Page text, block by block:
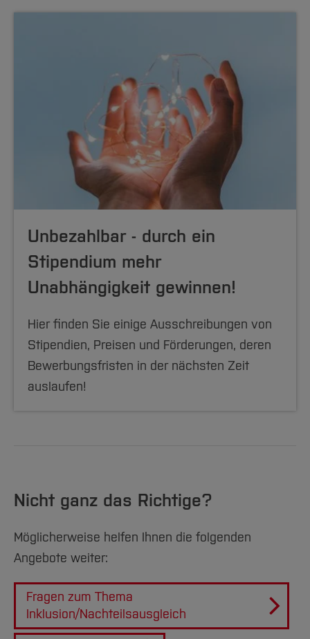
Unbezahlbar - durch ein
Stipendium mehr
Unabhängigkeit gewinnen!
Hier finden Sie einige Ausschreibungen von
Stipendien, Preisen und Förderungen, deren
Bewerbungsfristen in der nächsten Zeit
auslaufen!
Nicht ganz das Richtige?
Möglicherweise helfen Ihnen die folgenden
Angebote weiter:
Fragen zum Thema
Inklusion/Nachteilsausgleich